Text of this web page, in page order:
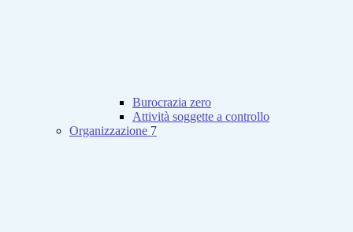
Burocrazia zero
Attività soggette a controllo
Organizzazione 7